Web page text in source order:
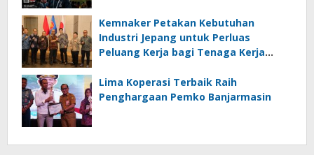
Kemnaker Petakan Kebutuhan
Industri Jepang untuk Perluas
Peluang Kerja bagi Tenaga Kerja
Lima Koperasi Terbaik Raih
Penghargaan Pemko Banjarmasin